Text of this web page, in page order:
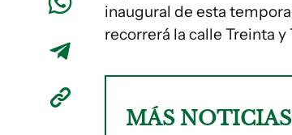
inaugural de esta
recorrerá la calle Treinta y
MÁS NOTICIAS